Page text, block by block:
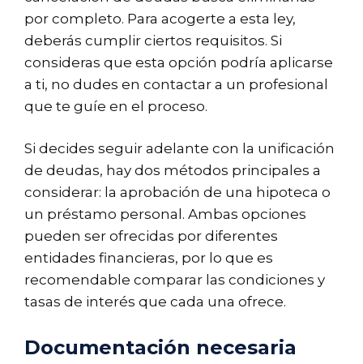
por completo. Para acogerte a esta ley,
deberás cumplir ciertos requisitos. Si
consideras que esta opción podría aplicarse
a ti, no dudes en contactar a un profesional
que te guíe en el proceso.
Si decides seguir adelante con la unificación
de deudas, hay dos métodos principales a
considerar: la aprobación de una hipoteca o
un préstamo personal. Ambas opciones
pueden ser ofrecidas por diferentes
entidades financieras, por lo que es
recomendable comparar las condiciones y
tasas de interés que cada una ofrece.
Documentación necesaria